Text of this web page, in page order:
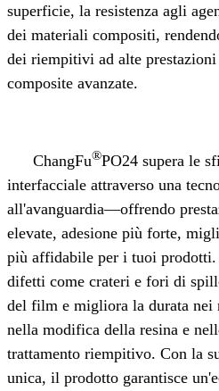
superficie, la resistenza agli
dei materiali compositi,
dei riempitivi ad alte
composite avanzate.
ChangFu®PO24 supera le
interfacciale attraverso una
all'avanguardia—offrendo
elevate, adesione più forte,
più affidabile per i tuoi
difetti come crateri e fori di
del film e migliora la durata nei
nella modifica della resina e
trattamento riempitivo. Con la
unica, il prodotto garantisce